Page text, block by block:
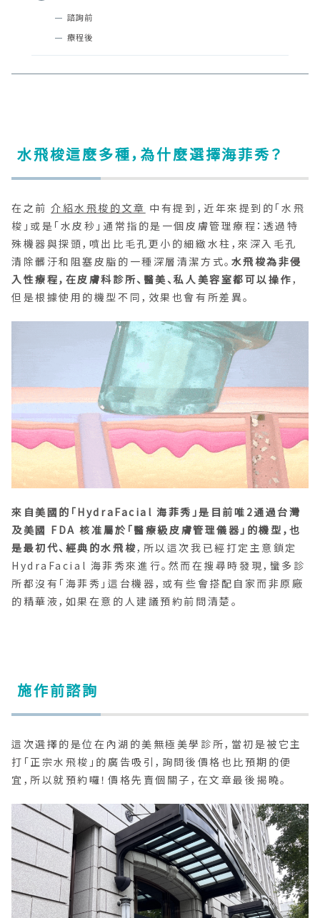
諮詢前
療程後
水飛梭這麼多種，為什麼選擇海菲秀？
在之前介紹水飛梭的文章 中有提到，近年來提到的「水飛
梭」或是「水皮秒」通常指的是一個皮膚管理療程：透過特
殊機器與探頭，噴出比毛孔更小的細緻水柱，來深入毛孔
清除髒汙和阻塞皮脂的一種深層清潔方式。 水飛梭為非侵
入性療程，在皮膚科診所、醫美、私人美容室都可以操作，
但是根據使用的機型不同，效果也會有所差異。
來自美國的「HydraFacial 海菲秀」是目前唯2通過台灣
及美國 FDA 核准屬於「醫療級皮膚管理儀器」的機型，也
是最初代、經典的水飛梭，所以這次我已經打定主意鎖定
HydraFacial 海菲秀來進行。然而在搜尋時發現，蠻多診
所都沒有「海菲秀」這台機器，或有些會搭配自家而非原廠
的精華液，如果在意的人建議預約前問清楚。
施作前諮詢
這次選擇的是位在內湖的美無極美學診所，當初是被它主
打「正宗水飛梭」的廣告吸引，詢問後價格也比預期的便
宜，所以就預約囉！價格先賣個關子，在文章最後揭曉。